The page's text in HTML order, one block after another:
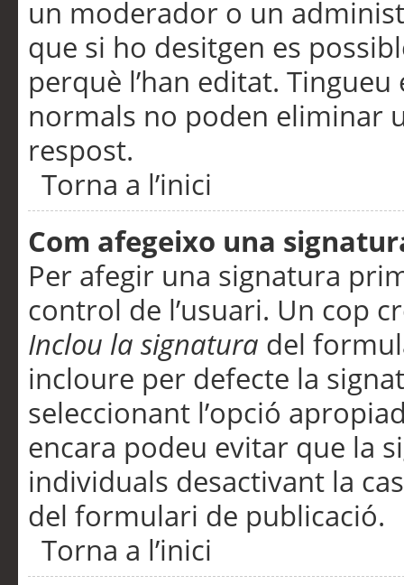
un moderador o un
que si ho desitgen es
perquè l’han editat.
normals no poden eliminar
respost.
Torna a l’inici
Com afegeixo una
Per afegir una signatura
control de l’usuari. Un cop
Inclou la signatura del
incloure per defecte la
seleccionant l’opció
encara podeu evitar que la
individuals desactivant la
del formulari de publicació.
Torna a l’inici